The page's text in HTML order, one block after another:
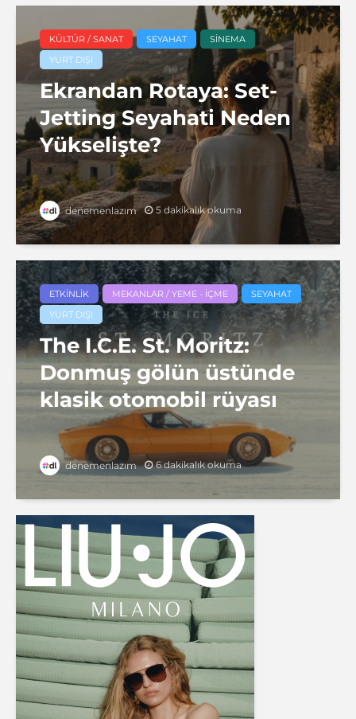
KÜLTÜR / SANAT SEYAHAT
SINEMA
YURT DIŞI
Ekrandan Rotaya: Set-
Jetting Seyahati Neden
Yükselişte?
denemenlazım 5 dakikalık okuma
ETKINLIK MEKANLAR / YEME - İÇME
SEYAHAT
YURT DIŞI
The I.C.E. St. Moritz:
Donmuş gölün üstünde
klasik otomobil rüyası
denemenlazım 6 dakikalık okuma